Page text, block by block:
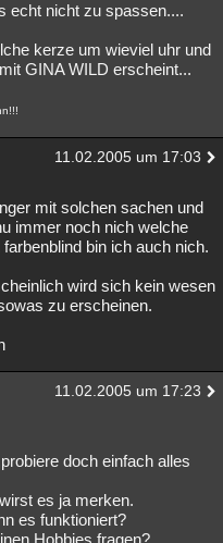
echt nicht zu spassen....
kerze um wieviel uhr und
GINA WILD erscheint...
11.02.2005 um 17:03
mit solchen sachen und
immer noch nich welche
bin ich auch nich.
wird sich kein wesen
zu erscheinen.
11.02.2005 um 17:23
doch einfach alles
es ja merken.
es funktioniert?
Hobbies fragen?